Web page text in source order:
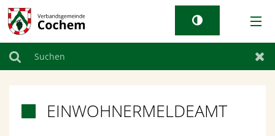
AKTUELLES
EINWOHNERMELDEAMT